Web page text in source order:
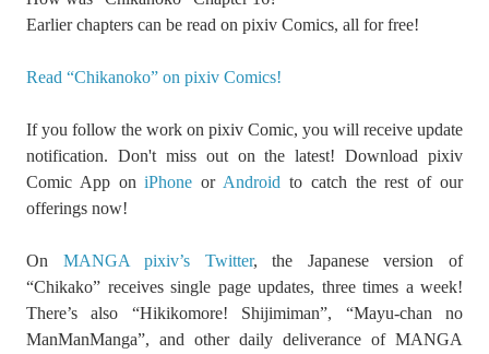
Earlier chapters can be read on pixiv Comics, all for free!
Read “Chikanoko” on pixiv Comics!
If you follow the work on pixiv Comic, you will receive update
notification. Don't miss out on the latest! Download pixiv
Comic App oniPhone or Android to catch the rest of our
offerings now!
On MANGA pixiv’s Twitter, the Japanese version of
“Chikako” receives single page updates, three times a week!
There’s also “Hikikomore! Shijimiman”, “Mayu-chan no
ManManManga”, and other daily deliverance of MANGA